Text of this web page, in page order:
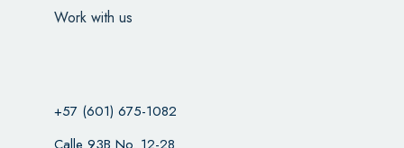
Work with us
+57 (601) 675-1082
Calle 93B No. 12-28